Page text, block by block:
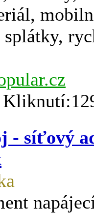
splátky,
- síťový